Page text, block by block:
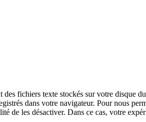
des fichiers texte stockés sur votre disque
dans votre navigateur. Pour nous
de les désactiver. Dans ce cas, votre